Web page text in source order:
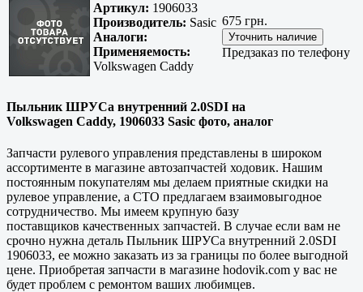
Артикул: 1906033
Производитель: Sasic
Аналоги:
Применяемость:
Volkswagen Caddy
675 грн.
Предзаказ по телефону
Пыльник ШРУСа внутренний 2.0SDI на
Volkswagen Caddy, 1906033 Sasic фото, аналог
Запчасти рулевого управления представлены в широком
ассортименте в магазине автозапчастей ходовик. Нашим
постоянным покупателям мы делаем приятные скидки на
рулевое управление, а СТО предлагаем взаимовыгодное
сотрудничество. Мы имеем крупную базу
поставщиков качественных запчастей. В случае если вам не
срочно нужна деталь Пыльник ШРУСа внутренний 2.0SDI
1906033, ее можно заказать из за границы по более выгодной
цене. Приобретая запчасти в магазине hodovik.com у вас не
будет проблем с ремонтом ваших любимцев.